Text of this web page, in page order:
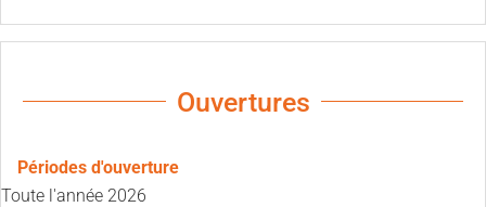
Ouvertures
Périodes d'ouverture
Toute l'année 2026